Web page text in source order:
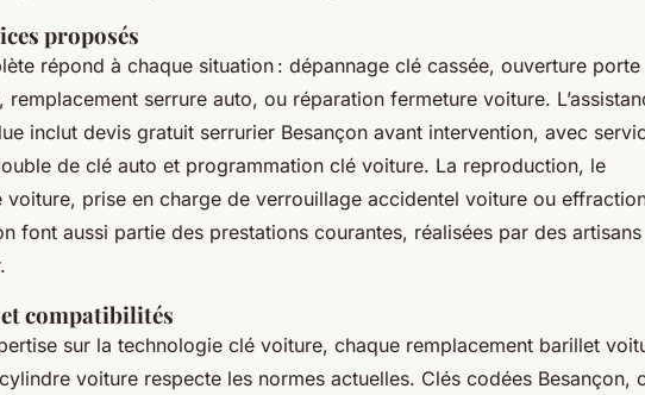
proposés
répond à chaque situation : dépannage clé cassée, ouverture porte
remplacement serrure auto, ou réparation fermeture voiture.
inclut devis gratuit serrurier Besançon avant intervention, avec
de clé auto et programmation clé voiture. La reproduction, le
voiture, prise en charge de verrouillage accidentel voiture ou
font aussi partie des prestations courantes, réalisées par des artisans
compatibilités
sur la technologie clé voiture, chaque remplacement barillet
voiture respecte les normes actuelles. Clés codées Besançon,